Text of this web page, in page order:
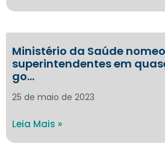
Ministério da Saúde
superintendentes em
go…
25 de maio de 2023
Leia Mais »